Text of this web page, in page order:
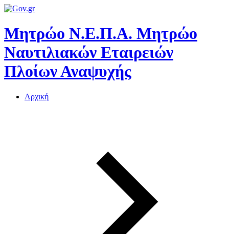
Μητρώο Ν.Ε.Π.Α. Μητρώο
Ναυτιλιακών Εταιρειών
Πλοίων Αναψυχής
Αρχική